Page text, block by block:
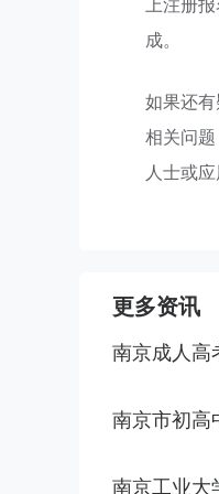
上注册
成。
如果还
相关问
人士或应
更多资讯
南京成人高
南京市初高
南京工业大